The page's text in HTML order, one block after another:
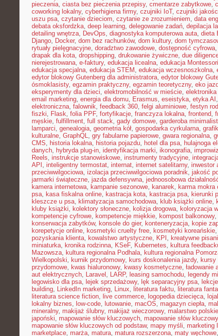
pieczenia, ciasta bez pieczenia przepisy, cmentarze zabytkowe,
coworking lokalny, cyberhigiena firmy, czujniki IoT, czujniki
uszu psa, czytanie dzieciom, czytanie ze zrozumieniem, data
debata oksfordzka, deep learning, delegowanie zadań, depilacja
detailing wnętrza, DevOps, diagnostyka komputerowa auta, dieta
Django, Docker, dom bez rachunków, dom kultury, dom
rytuały pielęgnacyjne, doradztwo zawodowe, dostępność cyfrowa
drapak dla kota, dropshipping, drukowanie żywiczne, due
nierejestrowana, e-faktury, edukacja licealna, edukacja Montessori
edukacja specjalna, edukacja STEM , edukacja wczesnoszkolna,
edytor blokowy Gutenberg dla administratora, edytor blokowy
ósmoklasisty, egzamin praktyczny, egzamin teoretyczny, eko
eksperymenty dla dzieci, elektromobilność w mieście, elektronika
email marketing, energia dla domu, Erasmus, eseistyka, etyka AI
elektroniczna, falownik, feedback 360, felgi aluminiowe, festyn
fiszki, Flask, folia PPF, fortyfikacje, franczyza lokalna, frontend,
męskie, fulfillment, full stack, gady domowe, garderoba
lamparci, genealogia, geometria kół, gospodarka cyrkularna,
kulturalne, GraphQL, gry fabularne papierowe, gwara regionalna,
CMS, historia lokalna, historia pojazdu, hotel dla psa, hulajnoga
danych, hybryda plug-in, identyfikacja marki, ikonografia,
Reels, instrukcje stanowiskowe, instrumenty tradycyjne,
API , inteligentny termostat, internat, internet satelitarny, inwestor
przeciwwilgociowa, izolacja przeciwwilgociowa poradnik, jakość
jarmarki świąteczne, jazda defensywna, jednoosobowa
kamera internetowa, kampanie sezonowe, kanarek, karma mokra
psa, kasa fiskalna online, kastracja kota, kastracja psa, kierunki
kleszcze u psa, klimatyzacja samochodowa, klub książki online,
kluby książki, kolektory słoneczne, kolizja drogowa, koloryzacja
kompetencje cyfrowe, kompetencje miękkie, kompost balkonowy,
konserwacja zabytków, konsole do gier, konteneryzacja, kopie
korepetycje online, kosmetyki cruelty free, kosmetyki koreańskie
pozyskania klienta, kowalstwo artystyczne, KPI , kreatywne
miniaturka, kronika rodzinna, KSeF, Kubernetes, kultura
Mazowsza, kultura regionalna Podhala, kultura regionalna
Wielkopolski, kurnik przydomowy, kurs doskonalenia jazdy, kursy
przydomowe, kwas hialuronowy, kwasy kosmetyczne, ładowanie
aut elektrycznych, Laravel , LARP, leasing samochodu, legendy
legowisko dla psa, lejek sprzedażowy, lęk separacyjny psa,
building, LinkedIn marketing, Linux, literatura faktu, literatura
literatura science fiction, live commerce, logopedia dziecięca,
lokalny biznes, low-code, lutowanie, macOS, magazyn ciepła,
mineralny, makijaż ślubny, makijaż wieczorowy, malarstwo polskie
japoński, mapowanie słów kluczowych, mapowanie słów
mapowanie słów kluczowych od podstaw, mapy myśli, marketing
marketplace, marża, matura, matura rozszerzona, maty węchowe